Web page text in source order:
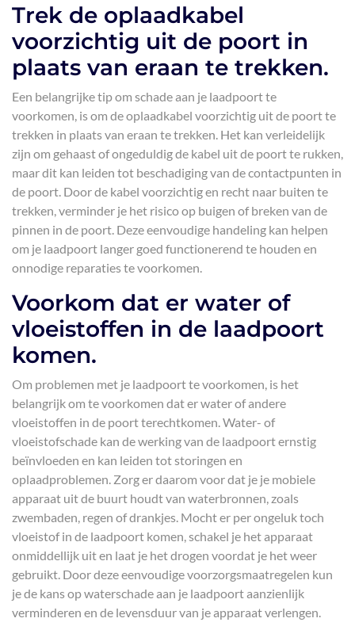
Trek de oplaadkabel
voorzichtig uit de poort in
plaats van eraan te trekken.
Een belangrijke tip om schade aan je laadpoort te
voorkomen, is om de oplaadkabel voorzichtig uit de poort te
trekken in plaats van eraan te trekken. Het kan verleidelijk
zijn om gehaast of ongeduldig de kabel uit de poort te rukken,
maar dit kan leiden tot beschadiging van de contactpunten in
de poort. Door de kabel voorzichtig en recht naar buiten te
trekken, verminder je het risico op buigen of breken van de
pinnen in de poort. Deze eenvoudige handeling kan helpen
om je laadpoort langer goed functionerend te houden en
onnodige reparaties te voorkomen.
Voorkom dat er water of
vloeistoffen in de laadpoort
komen.
Om problemen met je laadpoort te voorkomen, is het
belangrijk om te voorkomen dat er water of andere
vloeistoffen in de poort terechtkomen. Water- of
vloeistofschade kan de werking van de laadpoort ernstig
beïnvloeden en kan leiden tot storingen en
oplaadproblemen. Zorg er daarom voor dat je je mobiele
apparaat uit de buurt houdt van waterbronnen, zoals
zwembaden, regen of drankjes. Mocht er per ongeluk toch
vloeistof in de laadpoort komen, schakel je het apparaat
onmiddellijk uit en laat je het drogen voordat je het weer
gebruikt. Door deze eenvoudige voorzorgsmaatregelen kun
je de kans op waterschade aan je laadpoort aanzienlijk
verminderen en de levensduur van je apparaat verlengen.